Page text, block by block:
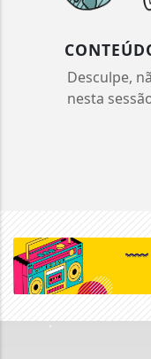
Desculpe,
nesta